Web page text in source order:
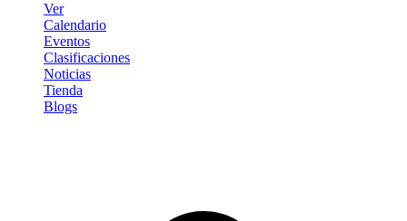
Ver
Calendario
Eventos
Clasificaciones
Noticias
Tienda
Blogs